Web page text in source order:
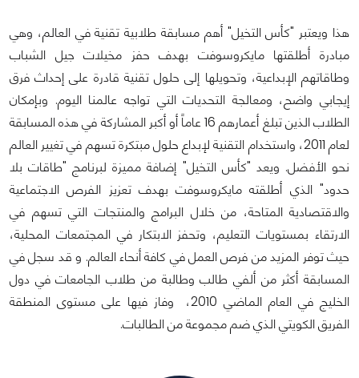
هذا ويعتبر "كأس التخيل" أهم مسابقة طلابية تقنية في العالم، وهي
مبادرة أطلقتها مايكروسوفت بهدف حفز مخيلات جيل الشباب
وطاقاتهم الإبداعية، وتحويلها إلى حلول تقنية قادرة على إحداث فرق
إيجابي واضح، ومعالجة التحديات التي تواجه عالمنا اليوم. وبإمكان
الطلاب الذين تبلغ أعمارهم 16 عاماً أو أكبر المشاركة في هذه المسابقة
لعام 2011، واستخدام التقنية لإبداع حلول مبتكرة تسهم في تغيير العالم
نحو الأفضل. ويعد "كأس التخيل" إضافة مميزة لبرنامج "طاقات بلا
حدود" الذي أطلقته مايكروسوفت بهدف تعزيز الفرص الاجتماعية
والاقتصادية المتاحة، من خلال البرامج والمنتجات التي تسهم في
الارتقاء بمستويات التعليم، وتحفز الابتكار في المجتمعات المحلية،
حيث توفر المزيد من فرص العمل في كافة أنحاء العالم. و قد سجل في
المسابقة أكثر من ألفي طالب وطالبة من طلاب الجامعات في دول
الخليج في العام الماضي 2010، وفاز فيها على مستوى المنطقة
الفريق الكويتي الذي ضم مجموعة من الطالبات.